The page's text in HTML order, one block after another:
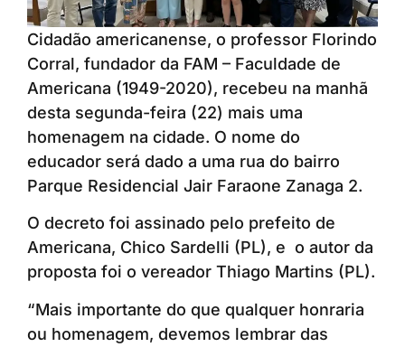
Cidadão americanense, o professor Florindo
Corral, fundador da FAM – Faculdade de
Americana (1949-2020), recebeu na manhã
desta segunda-feira (22) mais uma
homenagem na cidade. O nome do
educador será dado a uma rua do bairro
Parque Residencial Jair Faraone Zanaga 2.
O decreto foi assinado pelo prefeito de
Americana, Chico Sardelli (PL), e o autor da
proposta foi o vereador Thiago Martins (PL).
“Mais importante do que qualquer honraria
ou homenagem, devemos lembrar das